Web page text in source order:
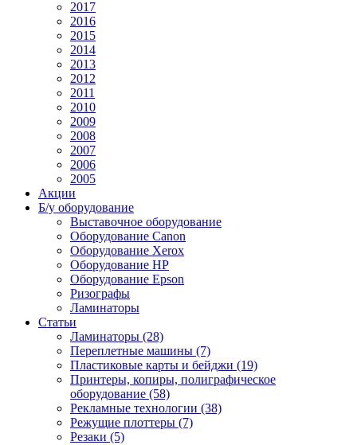
2017
2016
2015
2014
2013
2012
2011
2010
2009
2008
2007
2006
2005
Акции
Б/у оборудование
Выставочное оборудование
Оборудование Canon
Оборудование Xerox
Оборудование HP
Оборудование Epson
Ризографы
Ламинаторы
Статьи
Ламинаторы (28)
Переплетные машины (7)
Пластиковые карты и бейджи (19)
Принтеры, копиры, полиграфическое
оборудование (58)
Рекламные технологии (38)
Режущие плоттеры (7)
Резаки (5)